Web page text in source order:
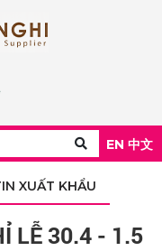
EN 中文
XUẤT KHẨU
LỄ 30.4 - 1.5